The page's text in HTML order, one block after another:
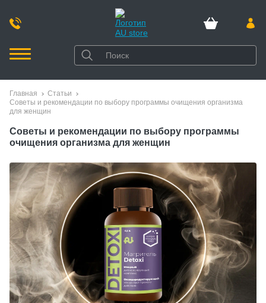
Главная
Статьи
Советы и рекомендации по выбору программы очищения организма
для женщин
Советы и рекомендации по выбору программы
очищения организма для женщин